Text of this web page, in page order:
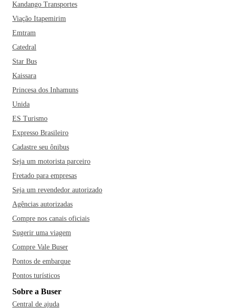
Kandango Transportes
Viação Itapemirim
Emtram
Catedral
Star Bus
Kaissara
Princesa dos Inhamuns
Unida
ES Turismo
Expresso Brasileiro
Cadastre seu ônibus
Seja um motorista parceiro
Fretado para empresas
Seja um revendedor autorizado
Agências autorizadas
Compre nos canais oficiais
Sugerir uma viagem
Compre Vale Buser
Pontos de embarque
Pontos turísticos
Sobre a Buser
Central de ajuda